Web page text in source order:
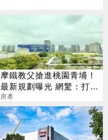
摩鐵教父搶進桃園青埔！
最新規劃曝光 網驚：打造
愛情園區
房產